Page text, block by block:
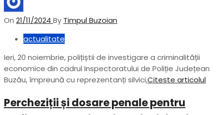
On 21/11/2024 By Timpul Buzoian
actualitate
Ieri, 20 noiembrie, polițiștii de investigare a criminalității
economice din cadrul Inspectoratului de Poliție Județean
Buzău, împreună cu reprezentanți silvici,Citește articolul
Percheziții și dosare penale pentru